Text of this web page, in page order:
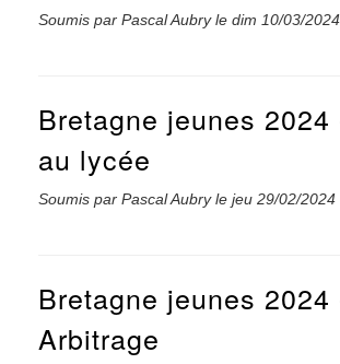
Soumis par Pascal Aubryle dim 10/03/
Bretagne jeunes
au lycée
Soumis par Pascal Aubryle jeu 29/02/2024
Bretagne jeunes 2024
Arbitrage